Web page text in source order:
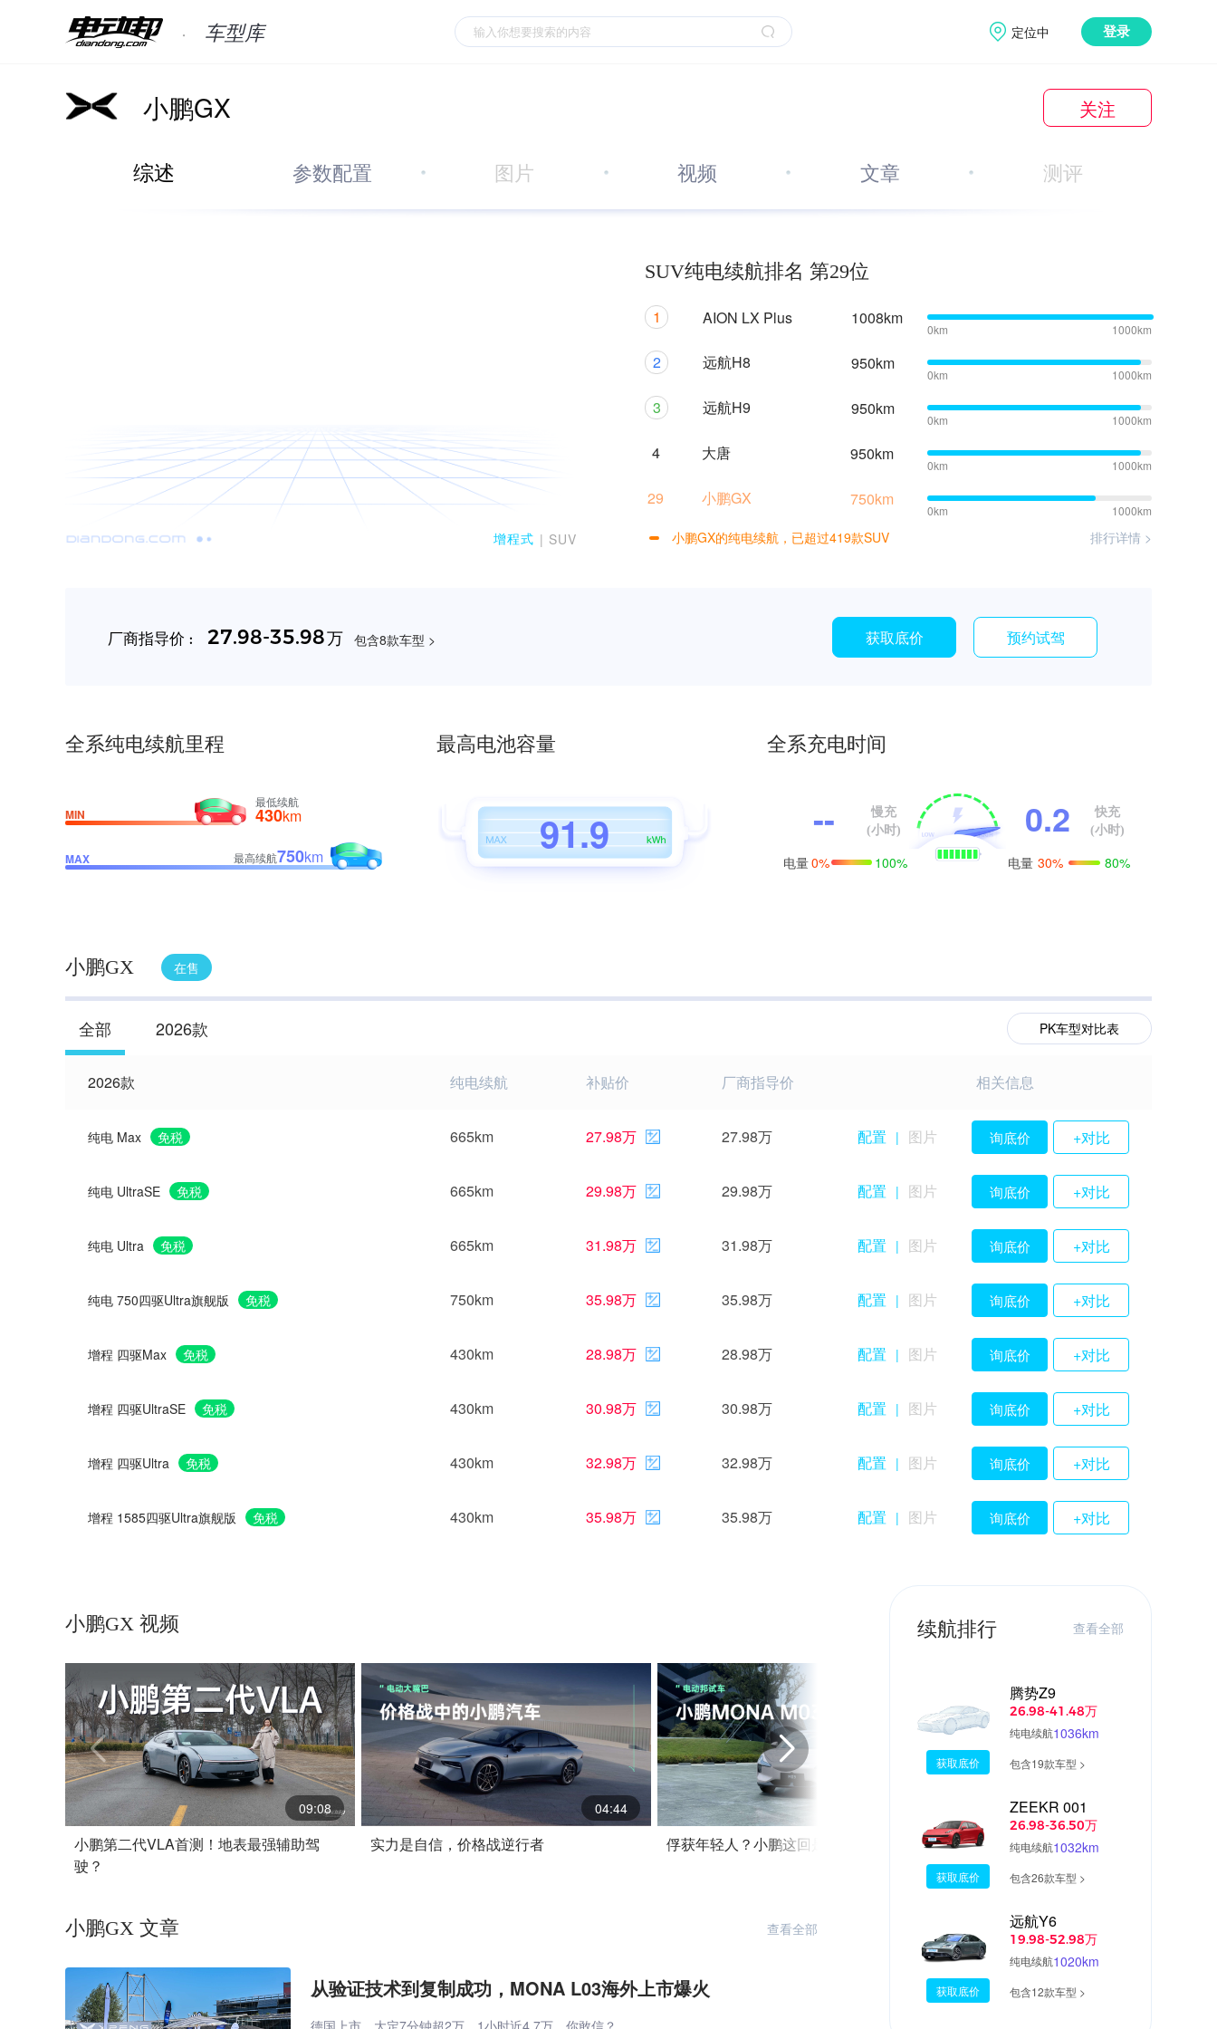
车型库 定位中 登录
小鹏GX 关注
综述 参数配置 图片 视频 文章 测评
增程式 | SUV
SUV纯电续航排名 第29位
1 AION LX Plus 1008km
0km 1000km
2 远航H8 950km
0km 1000km
3 远航H9 950km
0km 1000km
4 大唐 950km
0km 1000km
29 小鹏GX 750km
0km 1000km
小鹏GX的纯电续航，已超过419款SUV 排行详情 >
厂商指导价 : 27.98-35.98万 包含8款车型 > 获取底价 预约试驾
全系纯电续航里程
MIN
最低续航
430km
MAX 最高续航750km
最高电池容量
1
6
7
8
9
0
1.
8
9
全系充电时间
--
慢充
(小时)
电量0% 100%
0.2
快充
(小时)
电量 30% 80%
小鹏GX 在售
全部 2026款 PK车型对比表
2026款 纯电续航 补贴价 厂商指导价 相关信息
纯电 Max 免税 665km 27.98万 27.98万 配置 | 图片 询底价 +对比
纯电 UltraSE 免税 665km 29.98万 29.98万 配置 | 图片 询底价 +对比
纯电 Ultra 免税 665km 31.98万 31.98万 配置 | 图片 询底价 +对比
纯电 750四驱Ultra旗舰版 免税 750km 35.98万 35.98万 配置 | 图片 询底价 +对比
增程 四驱Max 免税 430km 28.98万 28.98万 配置 | 图片 询底价 +对比
增程 四驱UltraSE 免税 430km 30.98万 30.98万 配置 | 图片 询底价 +对比
增程 四驱Ultra 免税 430km 32.98万 32.98万 配置 | 图片 询底价 +对比
增程 1585四驱Ultra旗舰版 免税 430km 35.98万 35.98万 配置 | 图片 询底价 +对比
小鹏GX 视频
09:08
小鹏第二代VLA首测！地表最强辅助驾
驶？
04:44
实力是自信，价格战逆行者 俘获年轻人？小鹏这回是真拼了
预售价38.8万起，小鹏X9是你心中家用
MPV的样子吗？
小鹏GX 文章 查看全部
从验证技术到复制成功，MONA L03海外上市爆火
​德国上市，大定7分钟超2万，1小时近4.7万，你敢信？
续航排行 查看全部
获取底价
腾势Z9
26.98-41.48万
纯电续航1036km
包含19款车型 >
获取底价
ZEEKR 001
26.98-36.50万
纯电续航1032km
包含26款车型 >
获取底价
远航Y6
19.98-52.98万
纯电续航1020km
包含12款车型 >